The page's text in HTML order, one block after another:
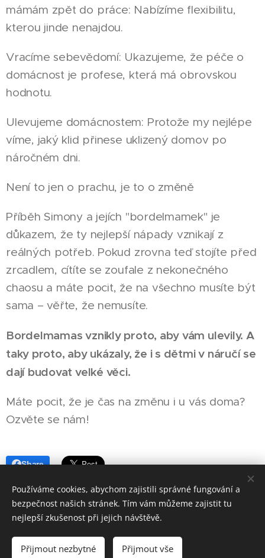
mámám zpět do práce: Nabízíme flexibilitu,
kterou jinde nenajdou.
Vracíme sebevědomí: Ukazujeme, že péče o
domácnost je profese, která má obrovskou
hodnotu.
Ulevujeme domácnostem: Protože my nejlépe
víme, jaký klid přinese uklizený domov po
náročném dni.
Není to jen o prachu, je to o změně
Příběh Simony a jejích "bordelmamek" je
důkazem, že ty nejlepší nápady vznikají z
reálných potřeb. Pokud zrovna teď stojíte před
zrcadlem, cítíte se zoufale z nekonečného
chaosu a máte pocit, že na všechno musíte být
sama – věřte, že nemusíte.
Bordelmamas vznikly proto, aby vám ulevily. A
taky proto, aby ukázaly, že i s dětmi v náručí se
dají budovat velké věci.
Máte pocit, že je čas na změnu i u vás doma?
Ozvěte se nám!
Share
Používáme cookies, abychom zajistili správné fungování a
bezpečnost našich stránek. Tím vám můžeme zajistit tu
nejlepší zkušenost při jejich návštěvě.
Přijmout nezbytné Přijmout vše